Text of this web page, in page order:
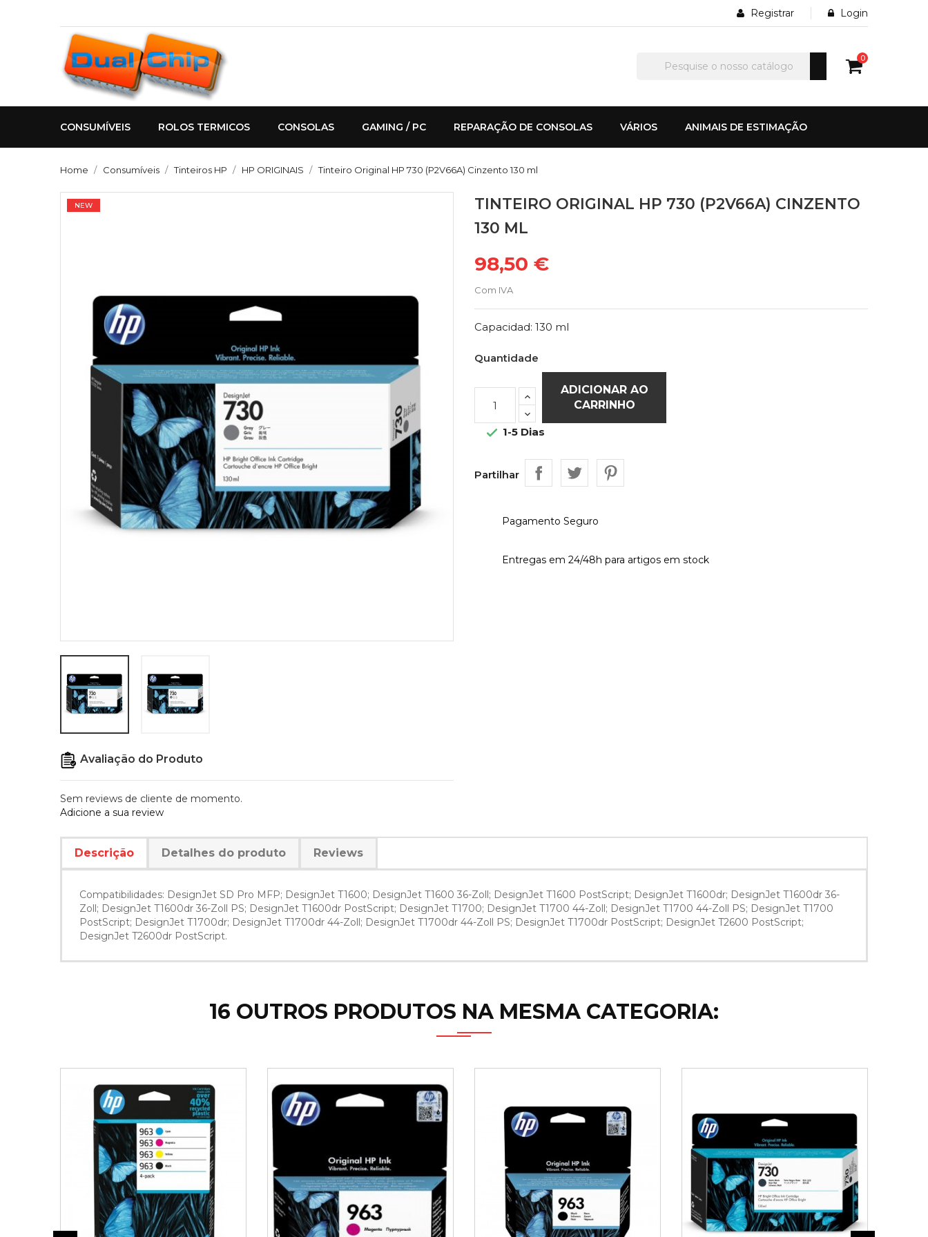
Registrar Login
0
CONSUMÍVEIS ROLOS TERMICOS CONSOLAS GAMING / PC REPARAÇÃO DE CONSOLAS VÁRIOS ANIMAIS DE ESTIMAÇÃO
Home Consumíveis Tinteiros HP HP ORIGINAIS Tinteiro Original HP 730 (P2V66A) Cinzento 130 ml
NEW
Avaliação do Produto
Sem reviews de cliente de momento.
Adicione a sua review
TINTEIRO ORIGINAL HP 730 (P2V66A) CINZENTO
130 ML
98,50 €
Com IVA
Capacidad: 130 ml
Quantidade
ADICIONAR AO
CARRINHO
 1-5 Dias
Partilhar
Pagamento Seguro
Entregas em 24/48h para artigos em stock
Descrição Detalhes do produto Reviews
Compatibilidades: DesignJet SD Pro MFP; DesignJet T1600; DesignJet T1600 36-Zoll; DesignJet T1600 PostScript; DesignJet T1600dr; DesignJet T1600dr 36-
Zoll; DesignJet T1600dr 36-Zoll PS; DesignJet T1600dr PostScript; DesignJet T1700; DesignJet T1700 44-Zoll; DesignJet T1700 44-Zoll PS; DesignJet T1700
PostScript; DesignJet T1700dr; DesignJet T1700dr 44-Zoll; DesignJet T1700dr 44-Zoll PS; DesignJet T1700dr PostScript; DesignJet T2600 PostScript;
DesignJet T2600dr PostScript.
16 OUTROS PRODUTOS NA MESMA CATEGORIA: